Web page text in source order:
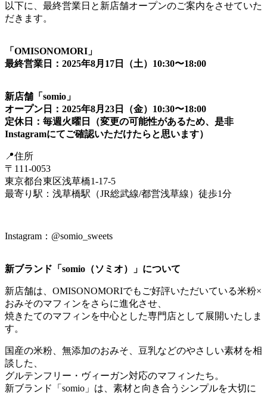
以下に、最終営業日と新店舗オープンのご案内をさせていた
だきます。
「OMISONOMORI」
最終営業日：2025年8月17日（土）10:30〜18:00
新店舗「somio」
オープン日：2025年8月23日（金）10:30〜18:00
定休日：毎週火曜日（変更の可能性があるため、是非
Instagramにてご確認いただけたらと思います）
📍住所
〒111-0053
東京都台東区浅草橋1-17-5
最寄り駅：浅草橋駅（JR総武線/都営浅草線）徒歩1分
Instagram：@somio_sweets
新ブランド「somio（ソミオ）」について
新店舗は、OMISONOMORIでもご好評いただいている米粉×
おみそのマフィンをさらに進化させ、
焼きたてのマフィンを中心とした専門店として展開いたしま
す。
国産の米粉、無添加のおみそ、豆乳などのやさしい素材を相
談した、
グルテンフリー・ヴィーガン対応のマフィンたち。
新ブランド「somio」は、素材と向き合うシンプルを大切に